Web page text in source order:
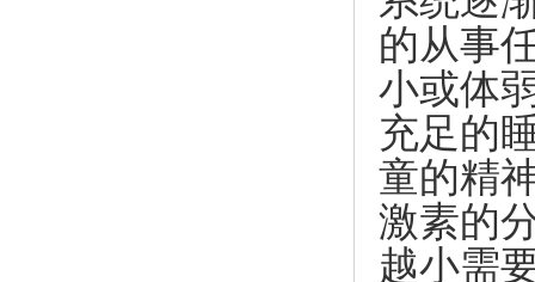
的从事
小或体
充足的
童的精
激素的
越小需